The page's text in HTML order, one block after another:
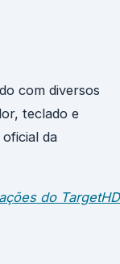
com diversos
teclado e
da
do TargetHD